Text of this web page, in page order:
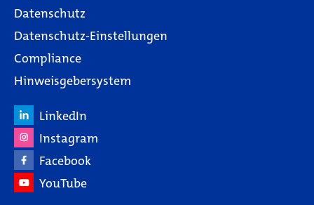
Datenschutz
Datenschutz-Einstellungen
Compliance
Hinweisgebersystem
LinkedIn
Instagram
Facebook
YouTube